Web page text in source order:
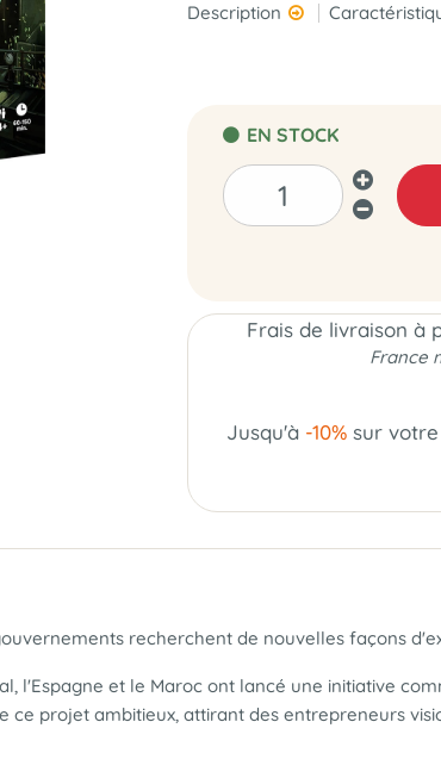
Description
EN STOCK
Frais de livraison à
France
Jusqu'à -10%sur votre
recherchent de nouvelles façons
l'Espagne et le Maroc ont lancé une initiative
projet ambitieux, attirant des entrepreneurs